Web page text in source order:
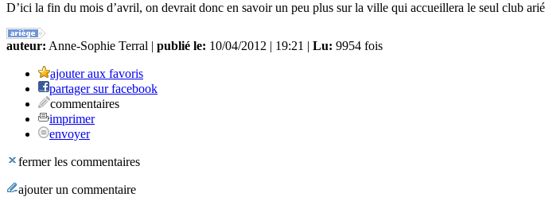
D’ici la fin du mois d’avril, on devrait donc en savoir un peu plus sur la ville qui accueillera le seul club
auteur: Anne-Sophie Terral | publié le: 10/04/2012 | 19:21 | Lu: 9954 fois
ajouter aux favoris
partager sur facebook
commentaires
imprimer
envoyer
fermer les commentaires
ajouter un commentaire